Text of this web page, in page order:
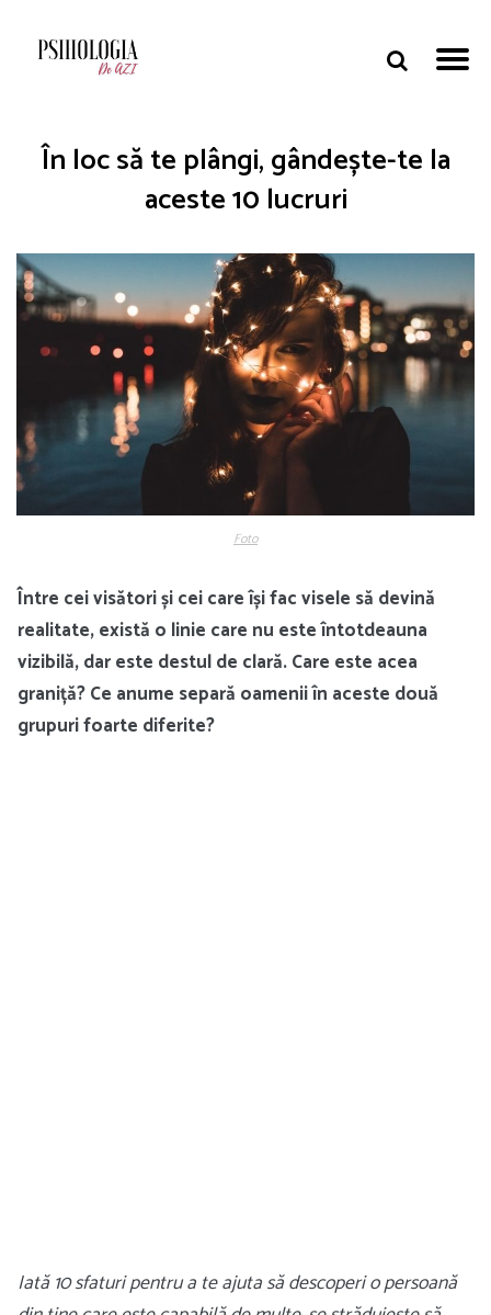
În loc să te plângi, gândește-te la
aceste 10 lucruri
Foto
Între cei visători și cei care își fac visele să devină
realitate, există o linie care nu este întotdeauna
vizibilă, dar este destul de clară. Care este acea
graniță? Ce anume separă oamenii în aceste două
grupuri foarte diferite?
Iată 10 sfaturi pentru a te ajuta să descoperi o persoană